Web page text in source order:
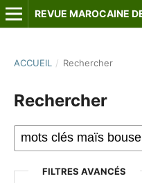
ACCUEIL / Rechercher
Rechercher
FILTRES AVANCÉS